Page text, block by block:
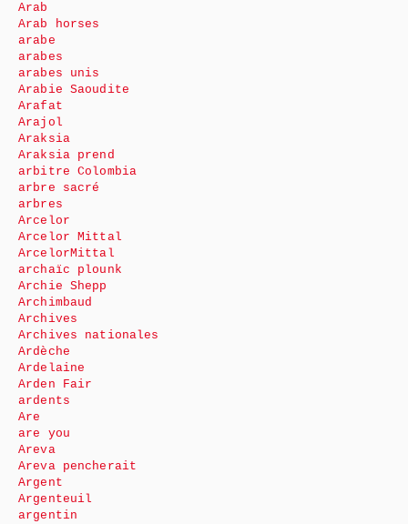
Arab
Arab horses
arabe
arabes
arabes unis
Arabie Saoudite
Arafat
Arajol
Araksia
Araksia prend
arbitre Colombia
arbre sacré
arbres
Arcelor
Arcelor Mittal
ArcelorMittal
archaïc plounk
Archie Shepp
Archimbaud
Archives
Archives nationales
Ardèche
Ardelaine
Arden Fair
ardents
Are
are you
Areva
Areva pencherait
Argent
Argenteuil
argentin